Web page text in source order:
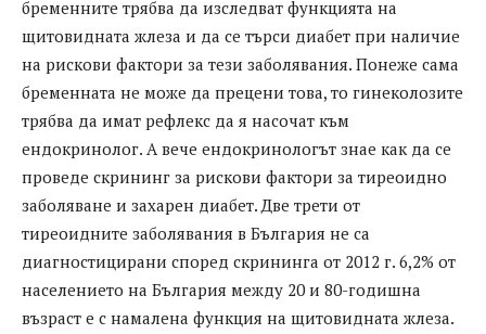
бременните трябва да изследват функцията на
щитовидната жлеза и да се търси диабет при наличие
на рискови фактори за тези заболявания. Понеже сама
бременната не може да прецени това, то гинеколозите
трябва да имат рефлекс да я насочат към
ендокринолог. А вече ендокринологът знае как да се
проведе скрининг за рискови фактори за тиреоидно
заболяване и захарен диабет. Две трети от
тиреоидните заболявания в България не са
диагностицирани според скрининга от 2012 г. 6,2% от
населението на България между 20 и 80-годишна
възраст е с намалена функция на щитовидната жлеза.